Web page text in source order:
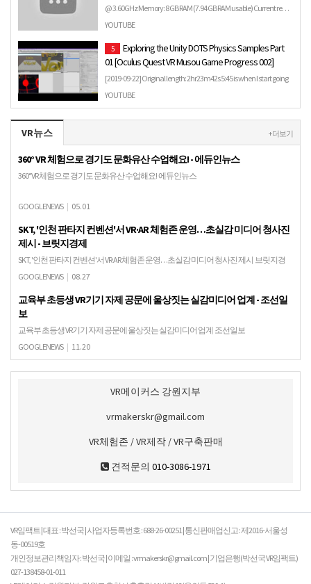
@ 3.60GHz Memory: 8 GB RAM (7.94 GB RAM usable) Current re…
YOUTUBE
5
Exploring the Unity DOTS Physics Samples Part
01 [Oculus Quest VR Musou Game Progress 002]
[2019-09-22] Original length: 2hr23m42s 5:45 is when I start going
through the Physics Examples ECS Samples: ...
YOUTUBE
VR뉴스 + 더보기
360° VR 체험으로 경기도 문화유산 수업해요! - 에듀인뉴스
360° VR 체험으로 경기도 문화유산 수업해요! 에듀인뉴스
GOOGLENEWS | 05.01
SKT, '인천 판타지 컨벤션'서 VR·AR 체험존 운영…초실감 미디어 청사진
제시 - 브릿지경제
SKT, '인천 판타지 컨벤션'서 VR·AR 체험존 운영…초실감 미디어 청사진 제시 브릿지경
제SK텔레콤은 인천 송도 투모로우시티에서 오는 28일부터 다음 달 1일까지 열리는
GOOGLENEWS | 08.27
교육부 초등생 VR기기 자제 공문에 울상짓는 실감미디어 업계 - 조선일
보
교육부 초등생 VR기기 자제 공문에 울상짓는 실감미디어 업계 조선일보
GOOGLENEWS | 11.20
VR메이커스 강원지부
vrmakerskr@gmail.com
VR체험존 / VR제작 / VR구축판매
견적문의 010-3086-1971
VR임팩트 | 대표 : 박선국 | 사업자등록번호 : 688-26-00251 | 통신판매업신고 : 제2016-서울성
동-00519호
개인정보관리책임자 : 박선국 | 이메일 : vrmakerskr@gmail.com | 기업은행(박선국 VR임팩트)
027-138458-01-011